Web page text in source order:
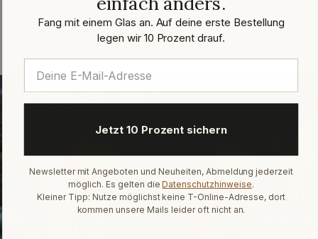
Heidelbeer-Saison
DeinperfektesBundle
Fang mit einem Glas an. Auf deine erste Bestellung
legen wir 10 Prozent drauf.
Jetzt 10 Prozent sichern
Newsletter mit Angeboten und Neuheiten, Abmeldung jederzeit
möglich. Es gelten die Datenschutzhinweise.
Kleiner Tipp: Nutze möglichst keine T-Online-Adresse, dort
kommen unsere Mails leider oft nicht an.